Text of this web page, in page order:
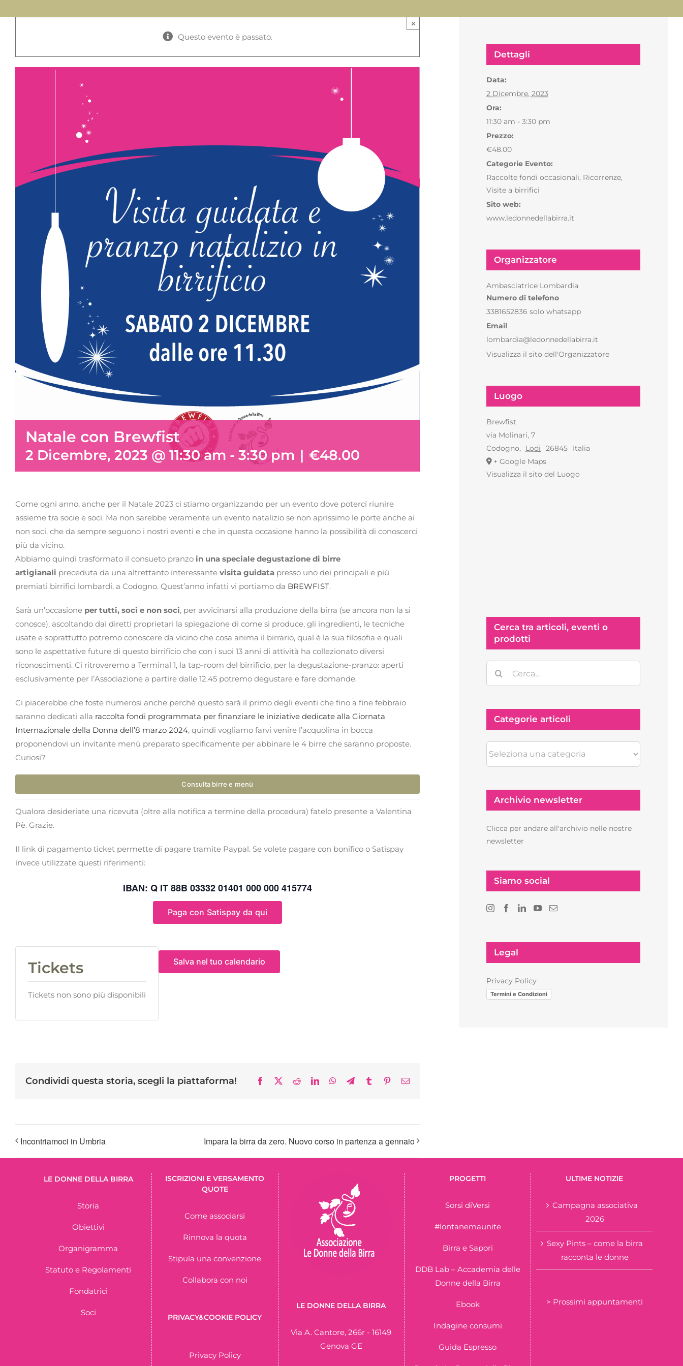
Questo evento è passato.
×
Natale con Brewfist
2 Dicembre, 2023 @ 11:30 am - 3:30 pm | €48.00
Come ogni anno, anche per il Natale 2023 ci stiamo organizzando per un evento dove poterci riunire
assieme tra socie e soci. Ma non sarebbe veramente un evento natalizio se non aprissimo le porte anche ai
non soci, che da sempre seguono i nostri eventi e che in questa occasione hanno la possibilità di conoscerci
più da vicino.
Abbiamo quindi trasformato il consueto pranzo in una speciale degustazione di birre
artigianali preceduta da una altrettanto interessante visita guidatapresso uno dei principali e più
premiati birrifici lombardi, a Codogno. Quest’anno infatti vi portiamo da BREWFIST.
Sarà un’occasione per tutti, soci e non soci, per avvicinarsi alla produzione della birra (se ancora non la si
conosce), ascoltando dai diretti proprietari la spiegazione di come si produce, gli ingredienti, le tecniche
usate e soprattutto potremo conoscere da vicino che cosa anima il birrario, qual è la sua filosofia e quali
sono le aspettative future di questo birrificio che con i suoi 13 anni di attività ha collezionato diversi
riconoscimenti. Ci ritroveremo a Terminal 1, la tap-room del birrificio, per la degustazione-pranzo: aperti
esclusivamente per l’Associazione a partire dalle 12.45 potremo degustare e fare domande.
Ci piacerebbe che foste numerosi anche perchè questo sarà il primo degli eventi che fino a fine febbraio
saranno dedicati alla raccolta fondi programmata per finanziare le iniziative dedicate alla Giornata
Internazionale della Donna dell’8 marzo 2024, quindi vogliamo farvi venire l’acquolina in bocca
proponendovi un invitante menù preparato specificamente per abbinare le 4 birre che saranno proposte.
Curiosi?
Consulta birre e menù
Qualora desideriate una ricevuta (oltre alla notifica a termine della procedura) fatelo presente a Valentina
Pè. Grazie.
Il link di pagamento ticket permette di pagare tramite Paypal. Se volete pagare con bonifico o Satispay
invece utilizzate questi riferimenti:
IBAN: Q IT 88B 03332 01401 000 000 415774
Paga con Satispay da qui
Tickets
Tickets non sono più disponibili
Salva nel tuo calendario
Condividi questa storia, scegli la piattaforma! Facebook RedditLinkedInWhatsApp
TelegramTumblr PinterestEmail
Incontriamoci in Umbria Impara la birra da zero. Nuovo corso in partenza a gennaio
Dettagli
Data:
2 Dicembre, 2023
Ora:
11:30 am - 3:30 pm
Prezzo:
€48.00
Categorie Evento:
Raccolte fondi occasionali, Ricorrenze,
Visite a birrifici
Sito web:
www.ledonnedellabirra.it
Organizzatore
Ambasciatrice Lombardia
Numero di telefono
3381652836 solo whatsapp
Email
lombardia@ledonnedellabirra.it
Visualizza il sito dell'Organizzatore
Luogo
Brewfist
via Molinari, 7
Codogno, Lodi 26845
Italia
+ Google Maps
Visualizza il sito del Luogo
Cerca tra articoli, eventi o
prodotti
per:
Categorie articoli
articoli
Archivio newsletter
Clicca per andare all'archivio nelle nostre
newsletter
Siamo social
Legal
Privacy Policy
Termini e Condizioni
LE DONNE DELLA BIRRA
Storia
Obiettivi
Organigramma
Statuto e Regolamenti
Fondatrici
Soci
ISCRIZIONI E VERSAMENTO
QUOTE
Come associarsi
Rinnova la quota
Stipula una convenzione
Collabora con noi
PRIVACY&COOKIE POLICY
Privacy Policy
LE DONNE DELLA BIRRA
Via A. Cantore, 266r - 16149
Genova GE
PROGETTI
Sorsi diVersi
#lontanemaunite
Birra e Sapori
DDB Lab – Accademia delle
Donne della Birra
Ebook
Indagine consumi
Guida Espresso
ULTIME NOTIZIE
Campagna associativa
2026
Sexy Pints – come la birra
racconta le donne
> Prossimi appuntamenti